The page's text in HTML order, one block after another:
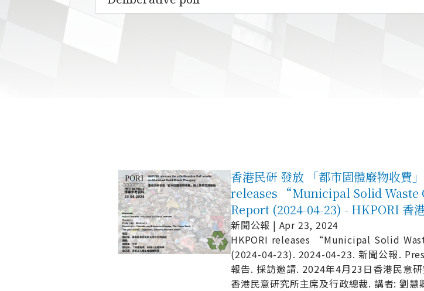
香港民研 發放 「都市固體廢物收費
releases “Municipal Solid
Report (2024-04-23) - HKPORI 香
新聞公報 | Apr 23, 2024
HKPORI releases “Municipal Solid
(2024-04-23). 2024-04-23. 新聞公報.
報告. 採訪邀請. 2024年4月23日香港民意
香港民意研究所主席及行政總裁. 講者: 劉慧